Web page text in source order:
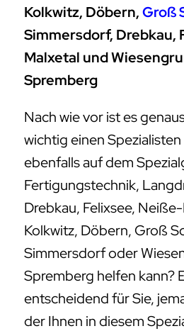
Kolkwitz, Döbern,Groß
Simmersdorf, Drebkau,
Malxetal und
Spremberg
Nach wie vor ist es
wichtig einen
ebenfalls auf dem
Fertigungstechnik,
Drebkau, Felixsee,
Kolkwitz, Döbern, Groß
Simmersdorf oder
Spremberg helfen kann?
entscheidend für Sie,
der Ihnen in diesem